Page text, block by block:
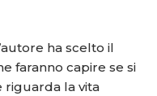
ha scelto il
faranno capire se si
riguarda la vita